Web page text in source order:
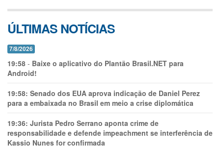
ÚLTIMAS NOTÍCIAS
7/8/2026
19:58 - Baixe o aplicativo do Plantão Brasil.NET para
Android!
19:58: Senado dos EUA aprova indicação de Daniel Perez
para a embaixada no Brasil em meio a crise diplomática
19:36: Jurista Pedro Serrano aponta crime de
responsabilidade e defende impeachment se interferência de
Kassio Nunes for confirmada